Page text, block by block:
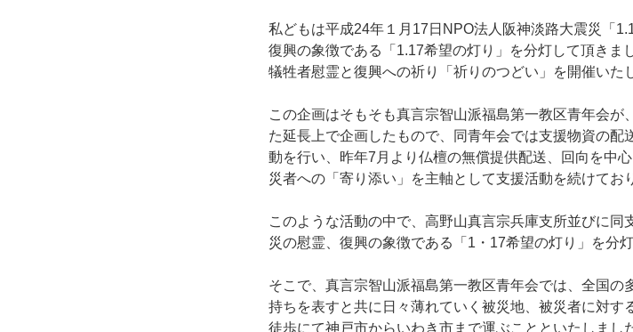
私どもは平成24年１月17日NPO法人阪神淡路大震災「
復興の象徴である「1.17希望の灯り」を分灯して頂きま
犠牲者慰霊と復興への祈り「祈りのつどい」を開催いた
この企画はそもそも真言宗智山派福島第一教区青年会
た延長上で企画したもので、同青年会では支援物資の
動を行い、昨年7月より仏檀の無償提供配送、回向を中
災者への「寄り添い」を主軸として支援活動を続けてお
このような活動の中で、高野山真言宗兵庫支所並びに
災の慰霊、復興の象徴である「1・17希望の灯り」を分
そこで、真言宗智山派福島第一教区青年会では、全国
持ちを表すと共に日々薄れていく被災地、被災者に対
徒歩にて神戸市からいわき市まで運ぶことといたしま